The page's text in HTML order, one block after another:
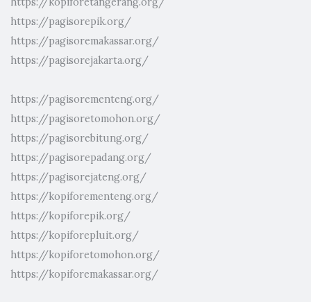
https://pagisorepik.org/
https://pagisoremakassar.org/
https://pagisorejakarta.org/
https://pagisorementeng.org/
https://pagisoretomohon.org/
https://pagisorebitung.org/
https://pagisorepadang.org/
https://pagisorejateng.org/
https://kopiforementeng.org/
https://kopiforepik.org/
https://kopiforepluit.org/
https://kopiforetomohon.org/
https://kopiforemakassar.org/